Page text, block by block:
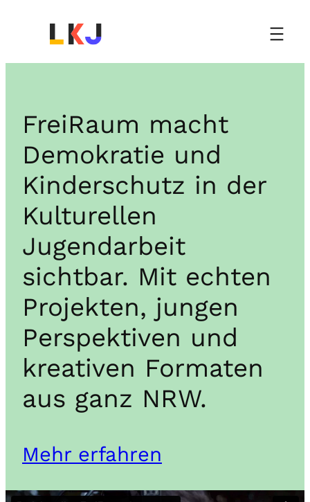
FreiRaum macht
Demokratie und
Kinderschutz in der
Kulturellen
Jugendarbeit
sichtbar. Mit echten
Projekten, jungen
Perspektiven und
kreativen Formaten
aus ganz NRW.
Mehr erfahren